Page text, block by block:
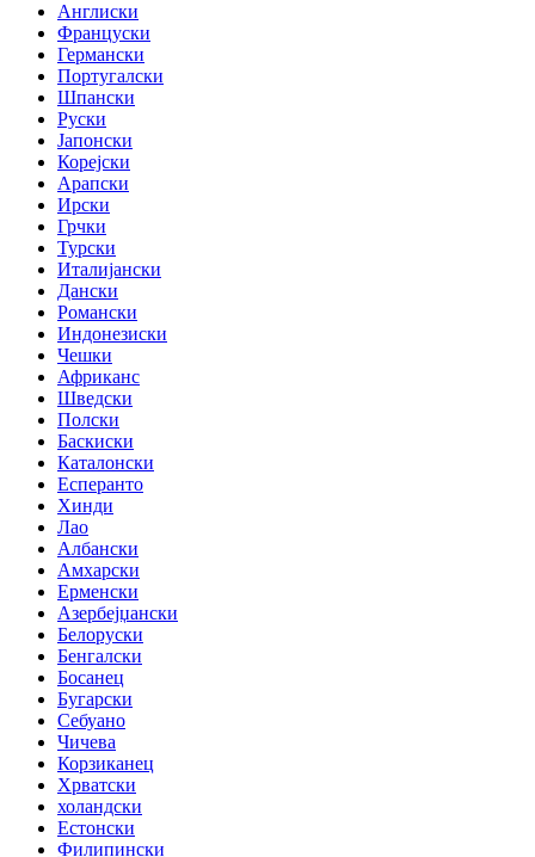
Англиски
Француски
Германски
Португалски
Шпански
Руски
Јапонски
Корејски
Арапски
Ирски
Грчки
Турски
Италијански
Дански
Романски
Индонезиски
Чешки
Африканс
Шведски
Полски
Баскиски
Каталонски
Есперанто
Хинди
Лао
Албански
Амхарски
Ерменски
Азербејџански
Белоруски
Бенгалски
Босанец
Бугарски
Себуано
Чичева
Корзиканец
Хрватски
холандски
Естонски
Филипински